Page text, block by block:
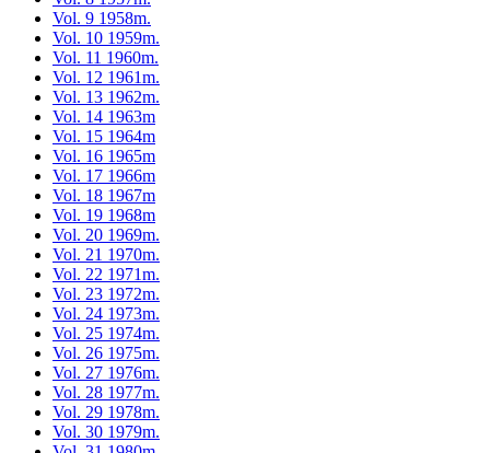
Vol. 9 1958m.
Vol. 10 1959m.
Vol. 11 1960m.
Vol. 12 1961m.
Vol. 13 1962m.
Vol. 14 1963m
Vol. 15 1964m
Vol. 16 1965m
Vol. 17 1966m
Vol. 18 1967m
Vol. 19 1968m
Vol. 20 1969m.
Vol. 21 1970m.
Vol. 22 1971m.
Vol. 23 1972m.
Vol. 24 1973m.
Vol. 25 1974m.
Vol. 26 1975m.
Vol. 27 1976m.
Vol. 28 1977m.
Vol. 29 1978m.
Vol. 30 1979m.